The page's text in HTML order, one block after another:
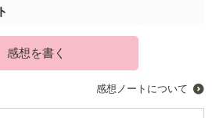
感想を書く
感想ノートについて